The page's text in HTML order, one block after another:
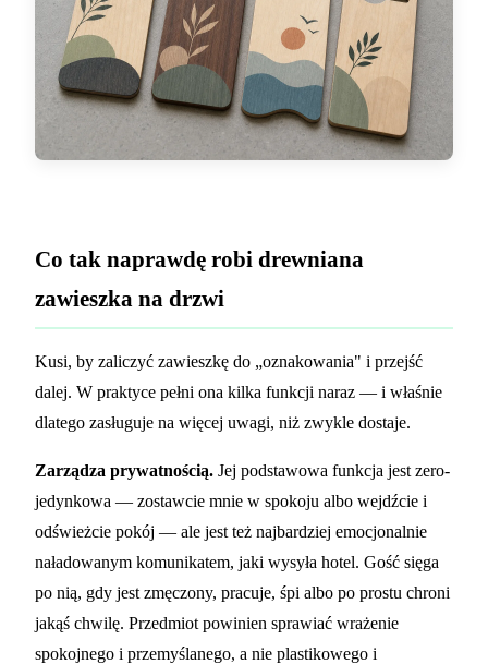
Co tak naprawdę robi drewniana
zawieszka na drzwi
Kusi, by zaliczyć zawieszkę do „oznakowania" i przejść
dalej. W praktyce pełni ona kilka funkcji naraz — i właśnie
dlatego zasługuje na więcej uwagi, niż zwykle dostaje.
Zarządza prywatnością. Jej podstawowa funkcja jest zero-
jedynkowa — zostawcie mnie w spokoju albo wejdźcie i
odświeżcie pokój — ale jest też najbardziej emocjonalnie
naładowanym komunikatem, jaki wysyła hotel. Gość sięga
po nią, gdy jest zmęczony, pracuje, śpi albo po prostu chroni
jakąś chwilę. Przedmiot powinien sprawiać wrażenie
spokojnego i przemyślanego, a nie plastikowego i